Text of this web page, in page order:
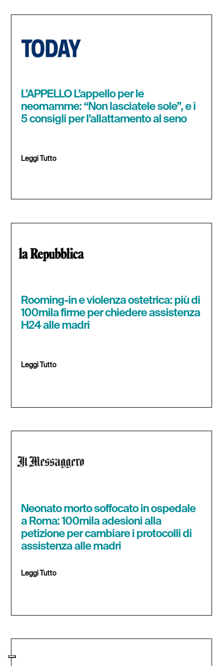
L’APPELLO L’appello per le
neomamme: “Non lasciatele sole”, e i
5 consigli per l’allattamento al seno
Leggi Tutto
Rooming-in e violenza ostetrica: più di
100mila firme per chiedere assistenza
H24 alle madri
Leggi Tutto
Neonato morto soffocato in ospedale
a Roma: 100mila adesioni alla
petizione per cambiare i protocolli di
assistenza alle madri
Leggi Tutto